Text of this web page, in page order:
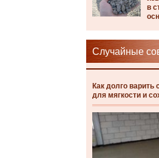
в
Случайные
Как долго варить
для мягкости и